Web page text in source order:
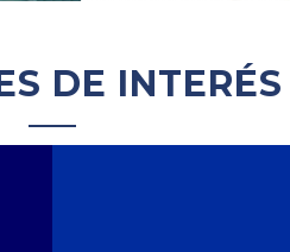
DE INTERÉS